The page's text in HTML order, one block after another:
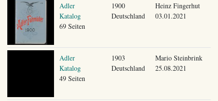
Adler
Katalog
69 Seiten
1900
Deutschland
Heinz Fingerhut
03.01.2021
Adler
Katalog
49 Seiten
1903
Deutschland
Mario Steinbrink
25.08.2021